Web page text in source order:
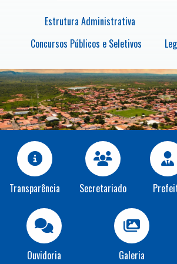
Estrutura Administrativa
Concursos Públicos e Seletivos
Transparência Secretariado
Ouvidoria Galeria